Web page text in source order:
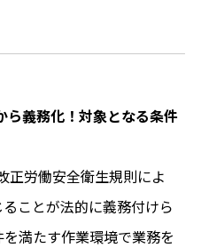
ら義務化！対象となる条件
正労働安全衛生規則によ
ことが法的に義務付けら
満たす作業環境で業務を